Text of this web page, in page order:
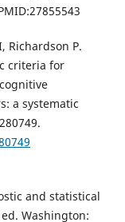
Richardson P.
criteria for
a systematic
and statistical
Washington: